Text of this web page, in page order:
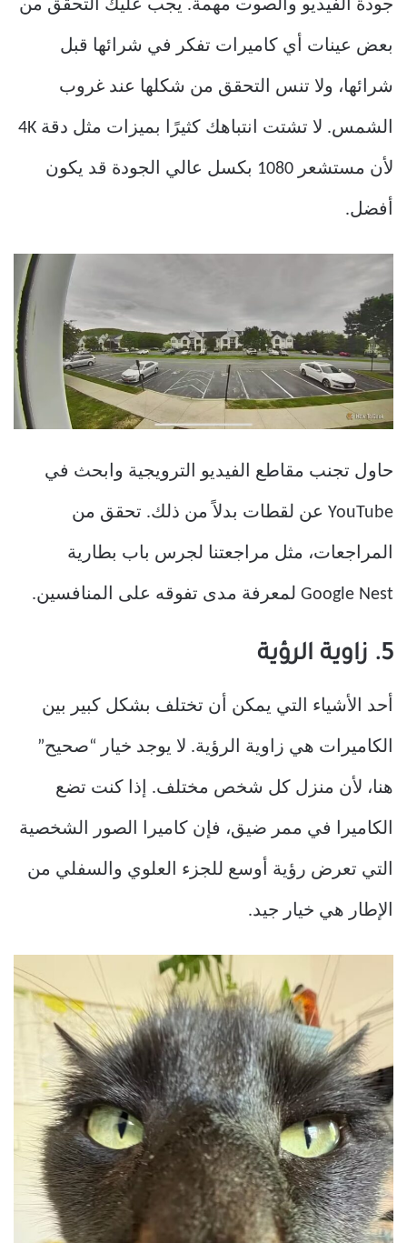
جودة الفيديو والصوت مهمة. يجب عليك التحقق من
بعض عينات أي كاميرات تفكر في شرائها قبل
شرائها، ولا تنس التحقق من شكلها عند غروب
الشمس. لا تشتت انتباهك كثيرًا بميزات مثل دقة 4K
لأن مستشعر 1080 بكسل عالي الجودة قد يكون
أفضل.
حاول تجنب مقاطع الفيديو الترويجية وابحث في
YouTube عن لقطات بدلاً من ذلك. تحقق من
المراجعات، مثل مراجعتنا لجرس باب بطارية
Google Nest لمعرفة مدى تفوقه على المنافسين.
5. زاوية الرؤية
أحد الأشياء التي يمكن أن تختلف بشكل كبير بين
الكاميرات هي زاوية الرؤية. لا يوجد خيار “صحيح”
هنا، لأن منزل كل شخص مختلف. إذا كنت تضع
الكاميرا في ممر ضيق، فإن كاميرا الصور الشخصية
التي تعرض رؤية أوسع للجزء العلوي والسفلي من
الإطار هي خيار جيد.